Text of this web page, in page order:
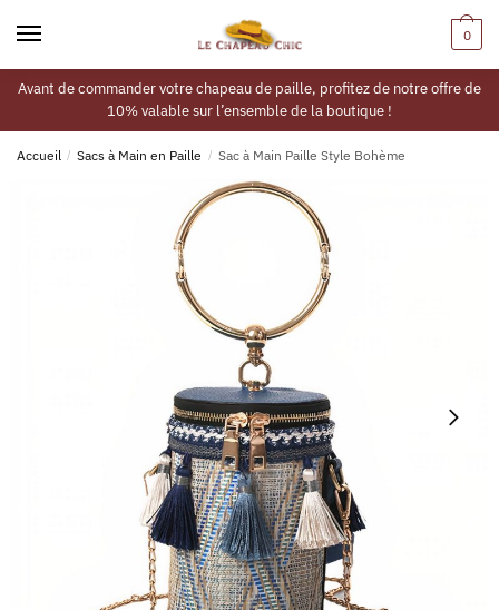
0
Avant de commander votre chapeau de paille, profitez de notre offre de
10% valable sur l’ensemble de la boutique !
Accueil / Sacs à Main en Paille / Sac à Main Paille Style Bohème